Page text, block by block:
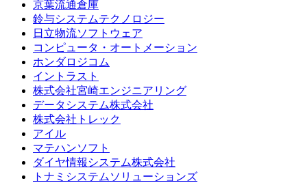
京葉流通倉庫
鈴与システムテクノロジー
日立物流ソフトウェア
コンピュータ・オートメーション
ホンダロジコム
イントラスト
株式会社宮崎エンジニアリング
データシステム株式会社
株式会社トレック
アイル
マテハンソフト
ダイヤ情報システム株式会社
トナミシステムソリューションズ